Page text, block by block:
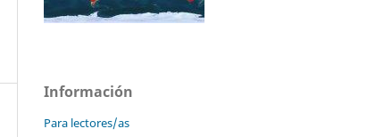
Información
Para lectores/as